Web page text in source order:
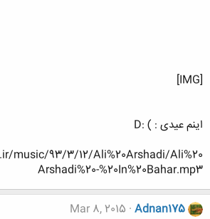
[IMG]
اینم عیدی : ) :D
music/93/3/12/Ali%20Arshadi/Ali%20
Arshadi%20-%20In%20Bahar.mp3
Adnan175
Mar 8, 2015